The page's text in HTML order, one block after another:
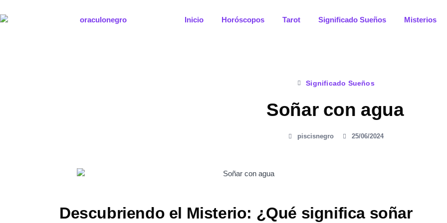
al
Inicio Horóscopos Tarot Significado Sueños Misterios
Significado Sueños
Soñar con agua
piscisnegro 25/06/2024
Descubriendo el Misterio: ¿Qué significa soñar